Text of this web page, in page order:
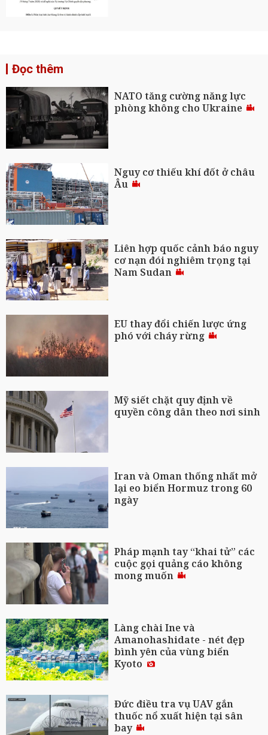
Đọc thêm
NATO tăng cường năng lực
phòng không cho Ukraine
Nguy cơ thiếu khí đốt ở châu
Âu
Liên hợp quốc cảnh báo nguy
cơ nạn đói nghiêm trọng tại
Nam Sudan
EU thay đổi chiến lược ứng
phó với cháy rừng
Mỹ siết chặt quy định về
quyền công dân theo nơi sinh
Iran và Oman thống nhất mở
lại eo biển Hormuz trong 60
ngày
Pháp mạnh tay “khai tử” các
cuộc gọi quảng cáo không
mong muốn
Làng chài Ine và
Amanohashidate - nét đẹp
bình yên của vùng biển
Kyoto
Đức điều tra vụ UAV gắn
thuốc nổ xuất hiện tại sân
bay